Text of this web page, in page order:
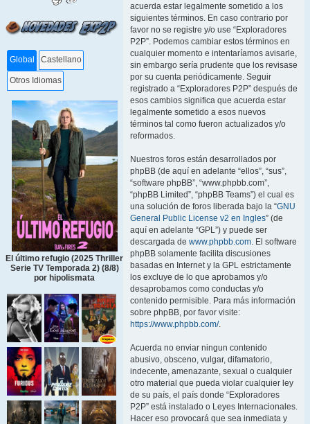
Global Castellano
Otros Idiomas
El último refugio (2025 Thriller
Serie TV Temporada 2) (8/8)
por hipolismata
acuerda estar legalmente sometido a los
siguientes términos. En caso contrario por
favor no se registre y/o use “Exploradores
P2P”. Podemos cambiar estos términos en
cualquier momento e intentaríamos avisarle,
sin embargo sería prudente que los revisase
por su cuenta periódicamente. Seguir
registrado a “Exploradores P2P” después de
esos cambios significa que acuerda estar
legalmente sometido a esos nuevos
términos tal como fueron actualizados y/o
reformados.
Nuestros foros están desarrollados por
phpBB (de aquí en adelante “ellos”, “sus”,
“software phpBB”, “www.phpbb.com”,
“phpBB Limited”, “phpBB Teams”) el cual es
una solución de foros liberada bajo la “GNU
General Public License v2 en Ingles” (de
aquí en adelante “GPL”) y puede ser
descargada de www.phpbb.com. El software
phpBB solamente facilita discusiones
basadas en Internet y la GPL estrictamente
los excluye de lo que aprobamos y/o
desaprobamos como conductas y/o
contenido permisible. Para más información
sobre phpBB, por favor visite:
https://www.phpbb.com/.
Acuerda no enviar ningun contenido
abusivo, obsceno, vulgar, difamatorio,
indecente, amenazante, sexual o cualquier
otro material que pueda violar cualquier ley
de su país, el país donde “Exploradores
P2P” está instalado o Leyes Internacionales.
Hacer eso provocará que sea inmediata y